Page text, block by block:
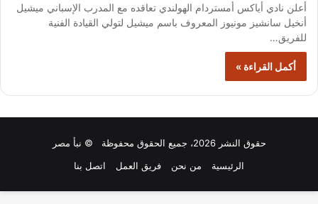
أعلن نادي أياكس أمستردام الهولندي تعاقده مع المدرب الإسباني ميشيل
أنخيل سانشيز مونيوز المعروف باسم ميشيل لتولي القيادة الفنية
للفريق…
أكمل القراءة »
حقوق النشر 2026، جميع الحقوق محفوظة © نبأ مصر
الرئيسية
من نحن فريق العمل اتصل بنا